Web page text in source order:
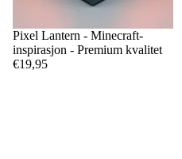
Pixel Lantern - Minecraft-
inspirasjon - Premium kvalitet
€19,95